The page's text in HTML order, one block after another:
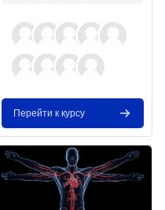
Перейти к курсу
(English Medium - 2
курса" 2 курс